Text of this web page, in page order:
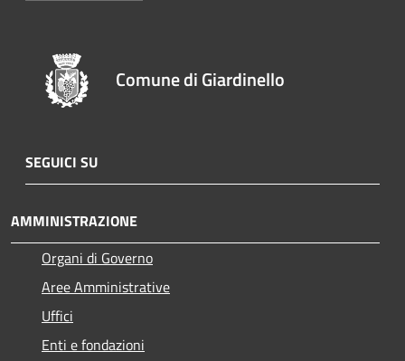
Comune di Giardinello
SEGUICI SU
AMMINISTRAZIONE
Organi di Governo
Aree Amministrative
Uffici
Enti e fondazioni